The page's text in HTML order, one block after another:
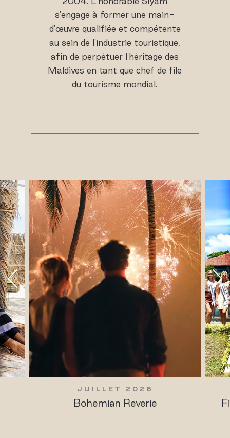
s'engage à former une main-
d'œuvre qualifiée et compétente
au sein de l'industrie touristique,
afin de perpétuer l'héritage des
Maldives en tant que chef de file
du tourisme mondial.
JUILLET 2026
Bohemian Reverie